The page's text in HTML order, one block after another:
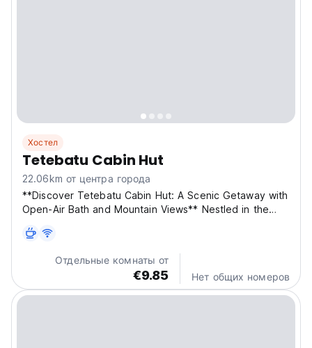
Хостел
Tetebatu Cabin Hut
22.06km от центра города
**Discover Tetebatu Cabin Hut: A Scenic Getaway with
Open-Air Bath and Mountain Views** Nestled in the
escape just 15 km from the renowned Tetebatu
Monkey Forest and 7.3 km from the breathtaking
Jeruk...Отдельные комнаты от
€9.85 Нет общих номеров